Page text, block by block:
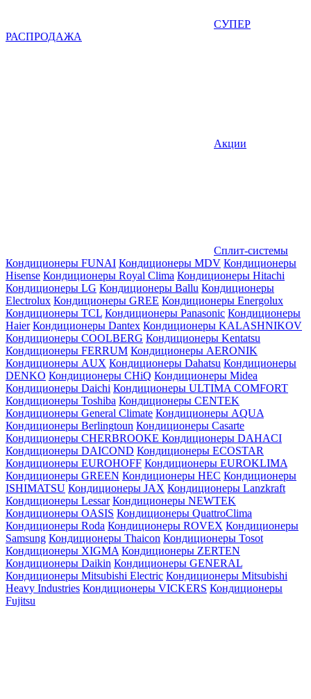
СУПЕР
РАСПРОДАЖА
Акции
Сплит-системы
Кондиционеры FUNAI Кондиционеры MDV Кондиционеры
Hisense Кондиционеры Royal Clima Кондиционеры Hitachi
Кондиционеры LG Кондиционеры Ballu Кондиционеры
Electrolux Кондиционеры GREE Кондиционеры Energolux
Кондиционеры TCL Кондиционеры Panasonic Кондиционеры
Haier Кондиционеры Dantex Кондиционеры KALASHNIKOV
Кондиционеры СOOLBERG Кондиционеры Kentatsu
Кондиционеры FERRUM Кондиционеры AERONIK
Кондиционеры AUX Кондиционеры Dahatsu Кондиционеры
DENKO Кондиционеры CHiQ Кондиционеры Midea
Кондиционеры Daichi Кондиционеры ULTIMA COMFORT
Кондиционеры Toshiba Кондиционеры CENTEK
Кондиционеры General Climate Кондиционеры AQUA
Кондиционеры Berlingtoun Кондиционеры Casarte
Кондиционеры CHERBROOKE Кондиционеры DAHACI
Кондиционеры DAICOND Кондиционеры ECOSTAR
Кондиционеры EUROHOFF Кондиционеры EUROKLIMA
Кондиционеры GREEN Кондиционеры HEC Кондиционеры
ISHIMATSU Кондиционеры JAX Кондиционеры Lanzkraft
Кондиционеры Lessar Кондиционеры NEWTEK
Кондиционеры OASIS Кондиционеры QuattroClima
Кондиционеры Roda Кондиционеры ROVEX Кондиционеры
Samsung Кондиционеры Thaicon Кондиционеры Tosot
Кондиционеры XIGMA Кондиционеры ZERTEN
Кондиционеры Daikin Кондиционеры GENERAL
Кондиционеры Mitsubishi Electric Кондиционеры Mitsubishi
Heavy Industries Кондиционеры VICKERS Кондиционеры
Fujitsu